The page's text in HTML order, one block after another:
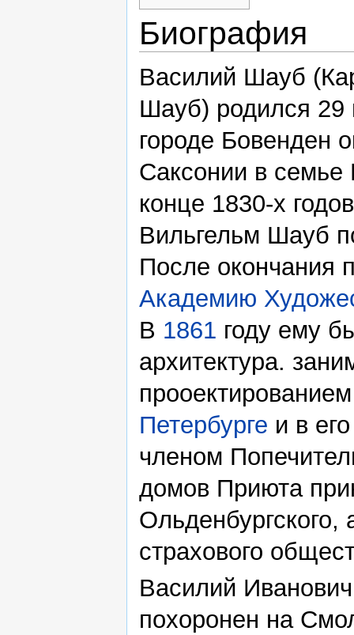
Биография
Василий Шауб
Шауб) родился
городе Бовенден
Саксонии в
конце 1830-х
Вильгельм Шауб
После окончания
Академию
В 1861 году ему
архитектура.
Петербурге и в
членом
домов Приюта
Ольденбургского,
страхового
Василий
похоронен на